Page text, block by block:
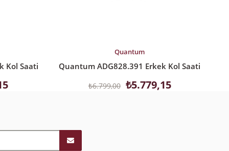
Kol Saati
Quantum
Quantum ADG828.391 Erkek Kol Saati
₺5.779,15
₺6.799,00